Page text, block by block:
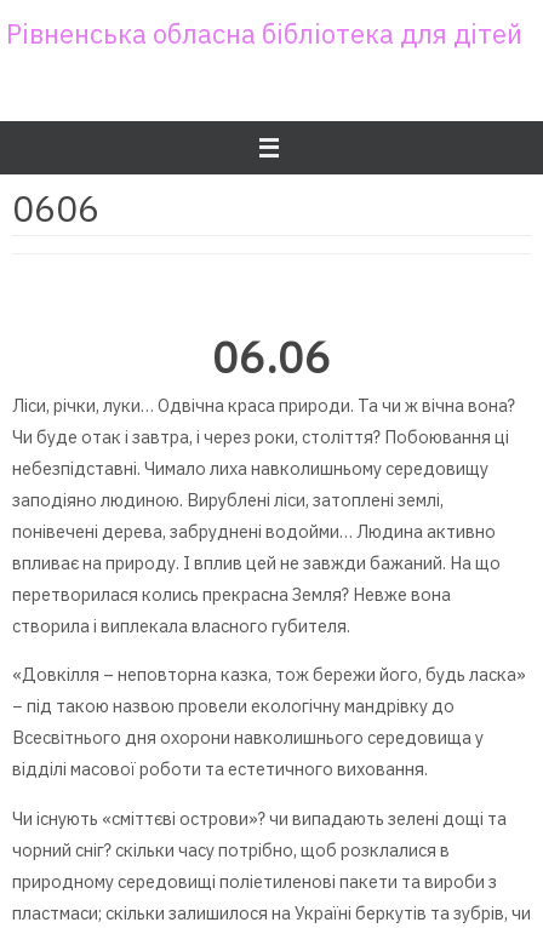
toРівненська обласна бібліотека для дітей
0606
06.06
Ліси, річки, луки… Одвічна краса природи. Та чи ж вічна вона?
Чи буде отак і завтра, і через роки, століття? Побоювання ці
небезпідставні. Чимало лиха навколишньому середовищу
заподіяно людиною. Вирублені ліси, затоплені землі,
понівечені дерева, забруднені водойми… Людина активно
впливає на природу. І вплив цей не завжди бажаний. На що
перетворилася колись прекрасна Земля? Невже вона
створила і виплекала власного губителя.
«Довкілля – неповторна казка, тож бережи його, будь ласка»
− під такою назвою провели екологічну мандрівку до
Всесвітнього дня охорони навколишнього середовища у
відділі масової роботи та естетичного виховання.
Чи існують «сміттєві острови»? чи випадають зелені дощі та
чорний сніг? скільки часу потрібно, щоб розклалися в
природному середовищі поліетиленові пакети та вироби з
пластмаси; скільки залишилося на Україні беркутів та зубрів, чи